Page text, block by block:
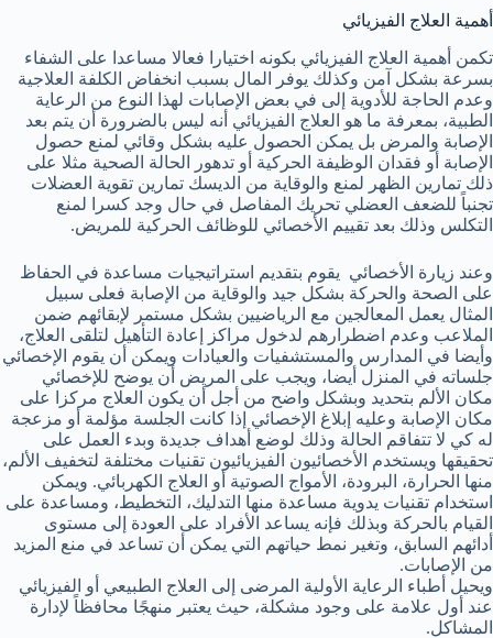
أهمية العلاج الفيزيائي
تكمن أهمية العلاج الفيزيائي بكونه اختيارا فعالا مساعدا على الشفاء
بسرعة بشكل آمن وكذلك يوفر المال بسبب انخفاض الكلفة العلاجية
وعدم الحاجة للأدوية إلى في بعض الإصابات لهذا النوع من الرعاية
الطبية، بمعرفة ما هو العلاج الفيزيائي أنه ليس بالضرورة أن يتم بعد
الإصابة والمرض بل يمكن الحصول عليه بشكل وقائي لمنع حصول
الإصابة أو فقدان الوظيفة الحركية أو تدهور الحالة الصحية مثلا على
ذلك تمارين الظهر لمنع والوقاية من الديسك تمارين تقوية العضلات
تجنباً للضعف العضلي تحريك المفاصل في حال وجد كسرا لمنع
التكلس وذلك بعد تقييم الأخصائي للوظائف الحركية للمريض.
وعند زيارة الأخصائي يقوم بتقديم استراتيجيات مساعدة في الحفاظ
على الصحة والحركة بشكل جيد والوقاية من الإصابة فعلى سبيل
المثال يعمل المعالجين مع الرياضيين بشكل مستمر لإبقائهم ضمن
الملاعب وعدم اضطرارهم لدخول مراكز إعادة التأهيل لتلقى العلاج،
وأيضا في المدارس والمستشفيات والعيادات ويمكن أن يقوم الإخصائي
جلساته في المنزل أيضا، ويجب على المريض أن يوضح للإخصائي
مكان الألم بتحديد وبشكل واضح من أجل أن يكون العلاج مركزا على
مكان الإصابة وعليه إبلاغ الإخصائي إذا كانت الجلسة مؤلمة أو مزعجة
له كي لا تتفاقم الحالة وذلك لوضع أهداف جديدة وبدء العمل على
تحقيقها ويستخدم الأخصائيون الفيزيائيون تقنيات مختلفة لتخفيف الألم،
منها الحرارة، البرودة، الأمواج الصوتية أو العلاج الكهربائي. ويمكن
استخدام تقنيات يدوية مساعدة منها التدليك، التخطيط، ومساعدة على
القيام بالحركة وبذلك فإنه يساعد الأفراد على العودة إلى مستوى
أدائهم السابق، وتغير نمط حياتهم التي يمكن أن تساعد في منع المزيد
من الإصابات.
ويحيل أطباء الرعاية الأولية المرضى إلى العلاج الطبيعي أو الفيزيائي
عند أول علامة على وجود مشكلة، حيث يعتبر منهجًا محافظاً لإدارة
المشاكل.